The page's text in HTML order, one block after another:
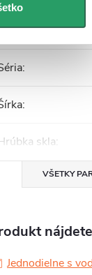
:
:
:
skla:
VŠETKY
Jednodielne s